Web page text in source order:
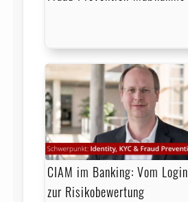
CIAM im Banking: Vom Login
zur Risikobewertung